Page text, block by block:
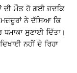
ਦੀ ਮੌਤ ਹੋ ਗਈ ਜਦਕਿ
ਨੇ ਦੱਸਿਆ ਕਿ
ਸੁਣਾਈ ਦਿੱਤਾ।
ਨਹੀਂ ਦੇ ਰਿਹਾ